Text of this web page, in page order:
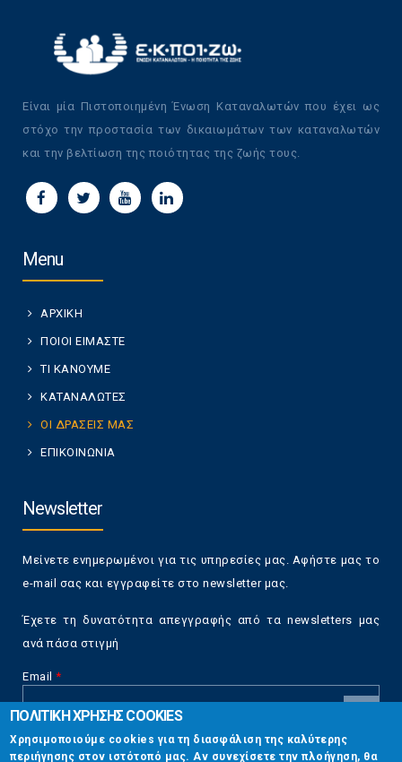
Είναι μία Πιστοποιημένη Ένωση Καταναλωτών που έχει ως
στόχο την προστασία των δικαιωμάτων των καταναλωτών
και την βελτίωση της ποιότητας της ζωής τους.
Menu
ΑΡΧΙΚΗ
ΠΟΙΟΙ ΕΙΜΑΣΤΕ
ΤΙ ΚΑΝΟΥΜΕ
ΚΑΤΑΝΑΛΩΤΕΣ
ΟΙ ΔΡΑΣΕΙΣ ΜΑΣ
ΕΠΙΚΟΙΝΩΝΙΑ
Newsletter
Μείνετε ενημερωμένοι για τις υπηρεσίες μας. Αφήστε μας το
e-mail σας και εγγραφείτε στο newsletter μας.
Έχετε τη δυνατότητα απεγγραφής από τα newsletters μας
ανά πάσα στιγμή
Email *
CAPTCHA
This
ΠΟΛΙΤΙΚΗ ΧΡΗΣΗΣ COOKIES
Χρησιμοποιούμε cookies για τη διασφάλιση της καλύτερης
περιήγησης στον ιστότοπό μας. Αν συνεχίσετε την πλοήγηση, θα